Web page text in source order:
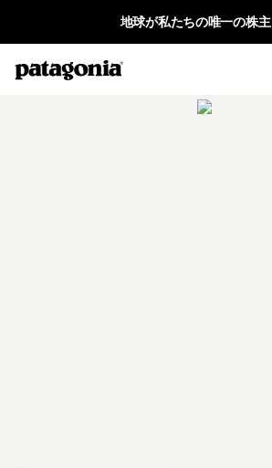
地球が私たちの唯一の株主